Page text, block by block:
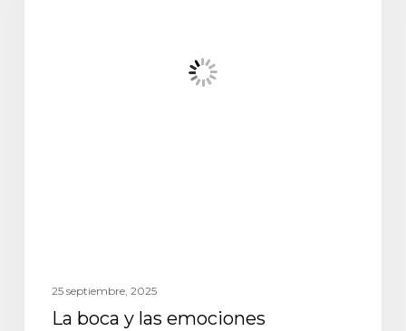
25 septiembre, 2025
La boca y las emociones